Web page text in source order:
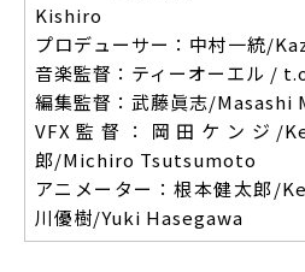
Kishiro
プロデューサー：中村一統/
音楽監督：ティーオーエル /
編集監督：武藤眞志/Masashi
VFX監督：岡田ケンジ/
郎/Michiro Tsutsumoto
アニメーター：根本健太郎/
川優樹/Yuki Hasegawa